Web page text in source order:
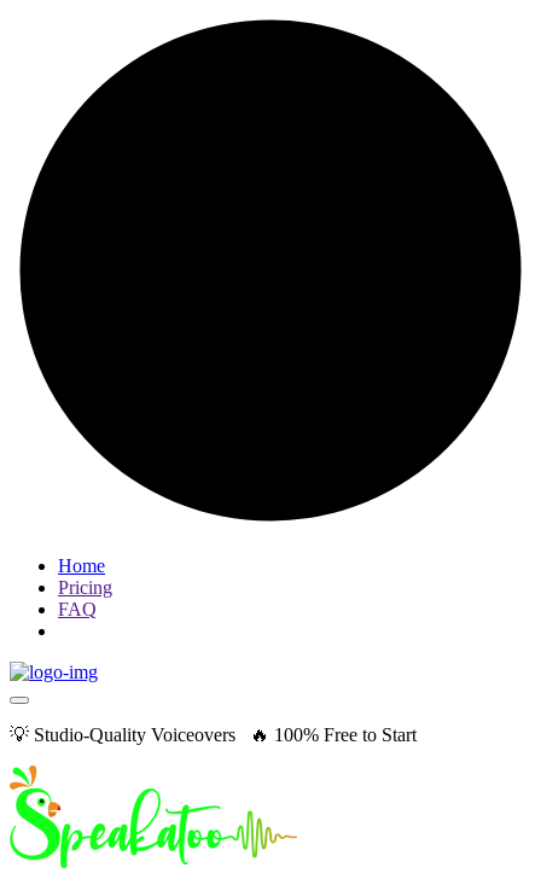
Home
Pricing
FAQ
💡 Studio-Quality Voiceovers 🔥 100% Free to Start